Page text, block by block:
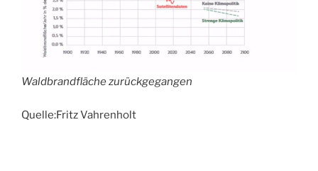
Waldbrandfläche zurückgegangen
Quelle:Fritz Vahrenholt